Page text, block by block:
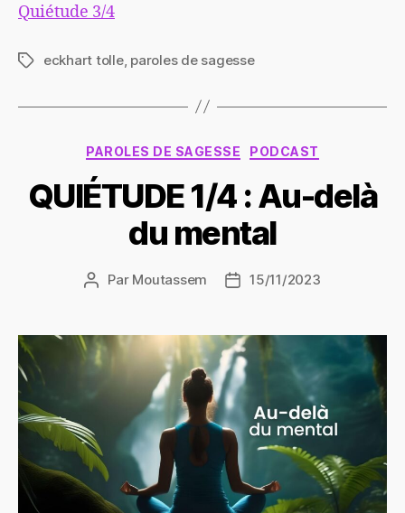
Quiétude 3/4
Étiquettes
eckhart tolle, paroles de sagesse
Catégories
PAROLES DE SAGESSE PODCAST
QUIÉTUDE 1/4 : Au-delà
du mental
Auteur
Par Moutassem
Date15/11/2023